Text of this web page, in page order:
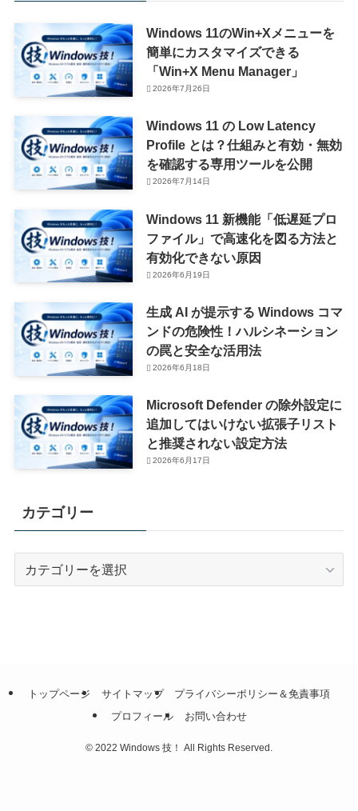
Windows 11のWin+Xメニューを
簡単にカスタマイズできる
「Win+X Menu Manager」
2026年7月26日
Windows 11 の Low Latency
Profile とは？仕組みと有効・無効
を確認する専用ツールを公開
2026年7月14日
Windows 11 新機能「低遅延プロ
ファイル」で高速化を図る方法と
有効化できない原因
2026年6月19日
生成 AI が提示する Windows コマ
ンドの危険性！ハルシネーション
の罠と安全な活用法
2026年6月18日
Microsoft Defender の除外設定に
追加してはいけない拡張子リスト
と推奨されない設定方法
2026年6月17日
カテゴリー
トップページ サイトマップ
プライバシーポリシー＆免責事項
プロフィール
お問い合わせ
© 2022 Windows 技！ All Rights Reserved.